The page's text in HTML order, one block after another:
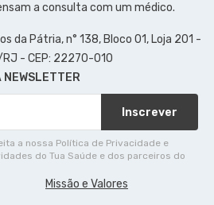
a consulta com um médico.
da Pátria, n° 138, Bloco 01, Loja 201 -
- CEP: 22270-010
NEWSLETTER
Inscrever
a nossa Política de Privacidade e
do Tua Saúde e dos parceiros do
Missão e Valores